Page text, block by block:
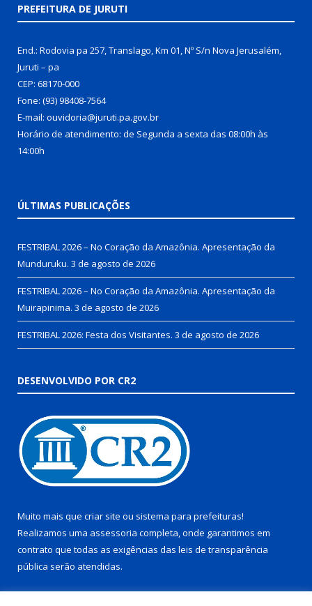
PREFEITURA DE JURUTI
End.: Rodovia pa 257, Translago, Km 01, Nº S/n Nova Jerusalém,
Juruti – pa
CEP: 68170-000
Fone: (93) 98408-7564
E-mail: ouvidoria@juruti.pa.gov.br
Horário de atendimento: de Segunda a sexta das 08:00h às
14:00h
ÚLTIMAS PUBLICAÇÕES
FESTRIBAL 2026 – No Coração da Amazônia. Apresentação da
Munduruku. 3 de agosto de 2026
FESTRIBAL 2026 – No Coração da Amazônia. Apresentação da
Muirapinima. 3 de agosto de 2026
FESTRIBAL 2026: Festa dos Visitantes. 3 de agosto de 2026
DESENVOLVIDO POR CR2
Muito mais que criar site ou sistema para prefeituras!
Realizamos uma assessoria completa, onde garantimos em
contrato que todas as exigências das leis de transparência
pública serão atendidas.